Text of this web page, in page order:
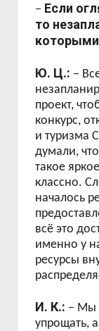
– Если
то
которыми
Ю. Ц.: –
проект,
конкурс,
и туризма
думали,
такое
классно.
началось
всё это
именно у
ресурсы
И. К.: – Мы
упрощать,